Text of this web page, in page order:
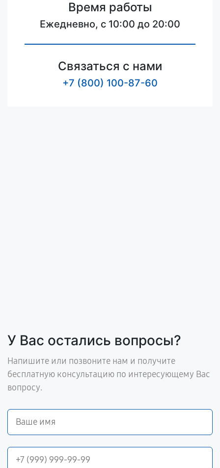
Время работы
Ежедневно, с 10:00 до 20:00
Связаться с нами
+7 (800) 100-87-60
У Вас остались вопросы?
Напишите или позвоните нам и получите
бесплатную консультацию по интересующему Вас
вопросу.